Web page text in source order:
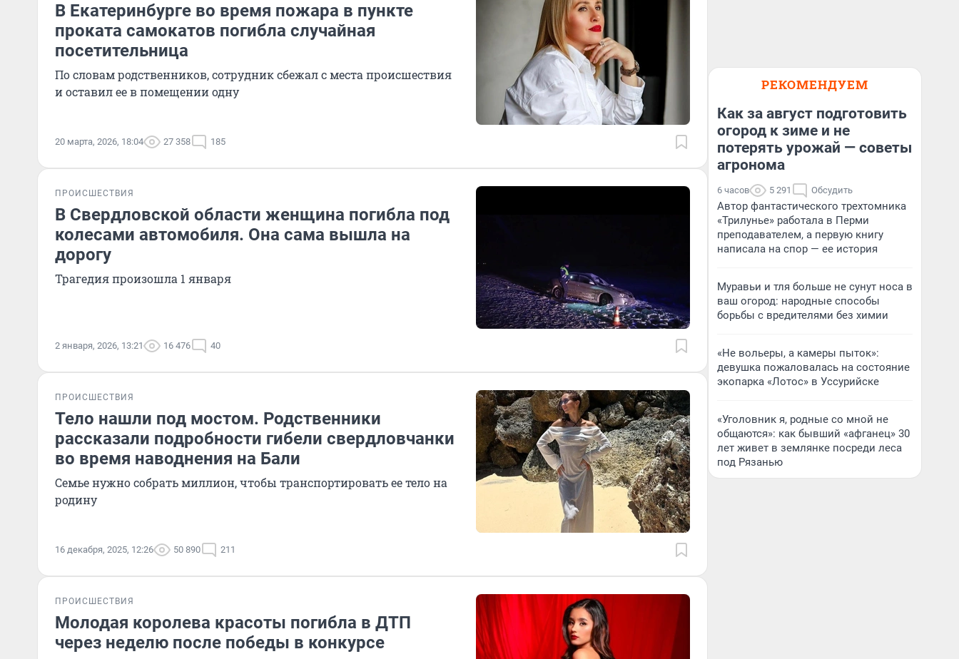
В Екатеринбурге во время пожара в пункте
проката самокатов погибла случайная
посетительница
По словам родственников, сотрудник сбежал с места происшествия
и оставил ее в помещении одну
20 марта, 2026, 18:04 27 358 185
ПРОИСШЕСТВИЯ
В Свердловской области женщина погибла под
колесами автомобиля. Она сама вышла на
дорогу
Трагедия произошла 1 января
2 января, 2026, 13:21 16 476 40
ПРОИСШЕСТВИЯ
Тело нашли под мостом. Родственники
рассказали подробности гибели свердловчанки
во время наводнения на Бали
Семье нужно собрать миллион, чтобы транспортировать ее тело на
родину
16 декабря, 2025, 12:26 50 890 211
ПРОИСШЕСТВИЯ
Молодая королева красоты погибла в ДТП
через неделю после победы в конкурсе
РЕКОМЕНДУЕМ
Как за август подготовить
огород к зиме и не
потерять урожай — советы
агронома
6 часов 5 291 Обсудить
Автор фантастического трехтомника
«Трилунье» работала в Перми
преподавателем, а первую книгу
написала на спор — ее история
Муравьи и тля больше не сунут носа в
ваш огород: народные способы
борьбы с вредителями без химии
«Не вольеры, а камеры пыток»:
девушка пожаловалась на состояние
экопарка «Лотос» в Уссурийске
«Уголовник я, родные со мной не
общаются»: как бывший «афганец» 30
лет живет в землянке посреди леса
под Рязанью